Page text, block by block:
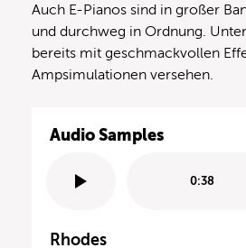
Auch E-Pianos sind in großer
und durchweg in Ordnung.
bereits mit geschmackvollen
Ampsimulationen versehen.
Audio Samples
0:38
Rhodes